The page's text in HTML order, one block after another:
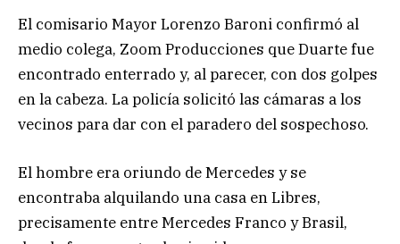
El comisario Mayor Lorenzo Baroni confirmó al
medio colega, Zoom Producciones que Duarte fue
encontrado enterrado y, al parecer, con dos golpes
en la cabeza. La policía solicitó las cámaras a los
vecinos para dar con el paradero del sospechoso.
El hombre era oriundo de Mercedes y se
encontraba alquilando una casa en Libres,
precisamente entre Mercedes Franco y Brasil,